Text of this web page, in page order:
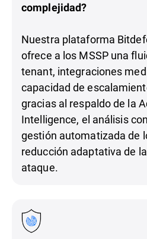
complejidad?
Nuestra plataforma
ofrece a los MSSP una
tenant, integraciones
capacidad de
gracias al respaldo de la
Intelligence, el análisis
gestión automatizada de
reducción adaptativa de
ataque.